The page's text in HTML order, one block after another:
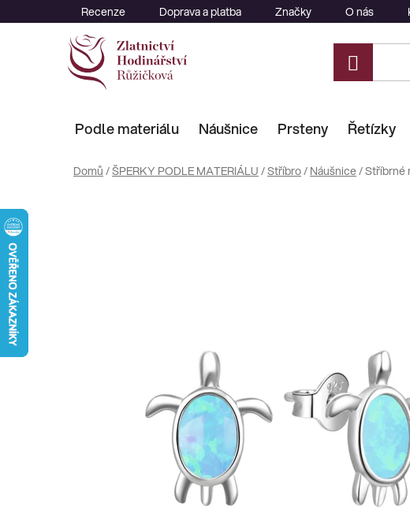
na
Recenze Doprava a platba Značky O nás
Podle materiálu Náušnice Prsteny Řetízky
Domů /ŠPERKY PODLE MATERIÁLU /Stříbro/ Náušnice/Stříbrné